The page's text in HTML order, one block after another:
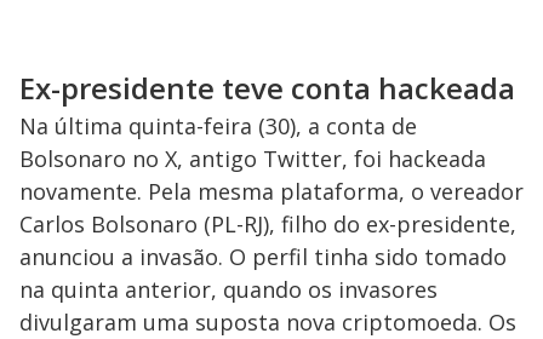
Ex-presidente teve conta hackeada
Na última quinta-feira (30), a conta de
Bolsonaro no X, antigo Twitter, foi hackeada
novamente. Pela mesma plataforma, o vereador
Carlos Bolsonaro (PL-RJ), filho do ex-presidente,
anunciou a invasão. O perfil tinha sido tomado
na quinta anterior, quando os invasores
divulgaram uma suposta nova criptomoeda. Os